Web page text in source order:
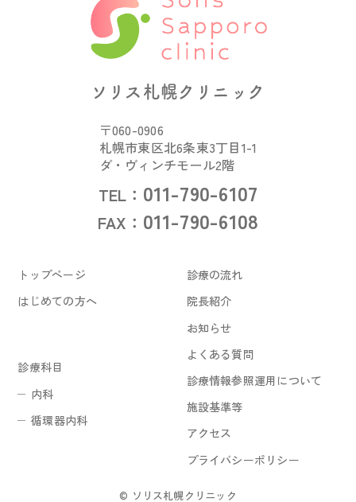
ソリス札幌クリニック
〒060-0906
札幌市東区北6条東3丁目1-1
ダ・ヴィンチモール2階
TEL： 011-790-6107
FAX： 011-790-6108
トップページ
はじめての方へ
診療科目
内科
循環器内科
診療の流れ
院長紹介
お知らせ
よくある質問
診療情報参照運用について
施設基準等
アクセス
プライバシーポリシー
© ソリス札幌クリニック